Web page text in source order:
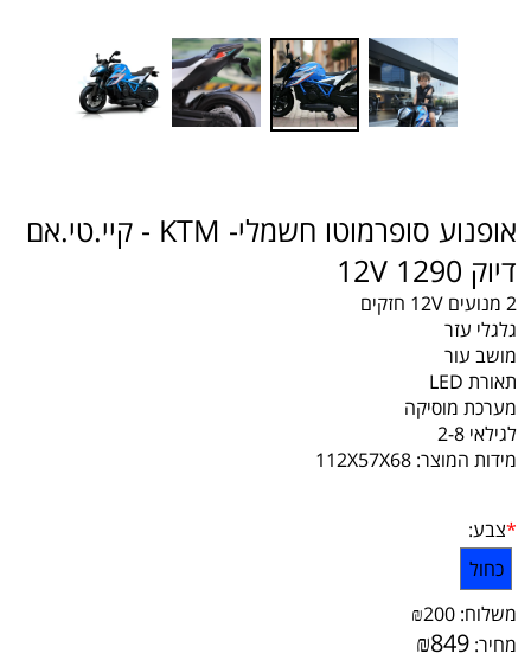
אופנוע סופרמוטו חשמלי- KTM - קיי.טי.אם
דיוק 1290 12V
2 מנועים 12V חזקים
גלגלי עזר
מושב עור
תאורת LED
מערכת מוסיקה
לגילאי 2-8
מידות המוצר: 112X57X68
*צבע:
כחול
משלוח:
₪200
מחיר:
₪849